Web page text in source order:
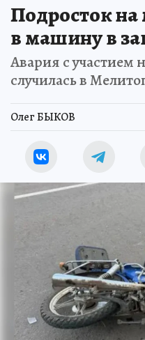
Подросток на
в машину в
Авария с участием
случилась в
Олег БЫКОВ